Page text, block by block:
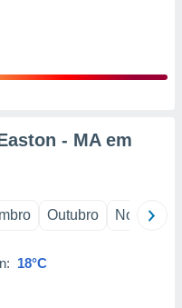
- MA em
Outubro Novembro
18°C